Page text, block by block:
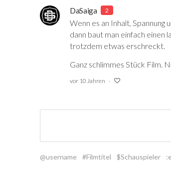
DaSaiga 2
Wenn es an Inhalt, Spannung
dann baut man einfach einen
trotzdem etwas erschreckt.
Ganz schlimmes Stück Film.
vor 10 Jahren
@username #Filmtitel $Schauspieler